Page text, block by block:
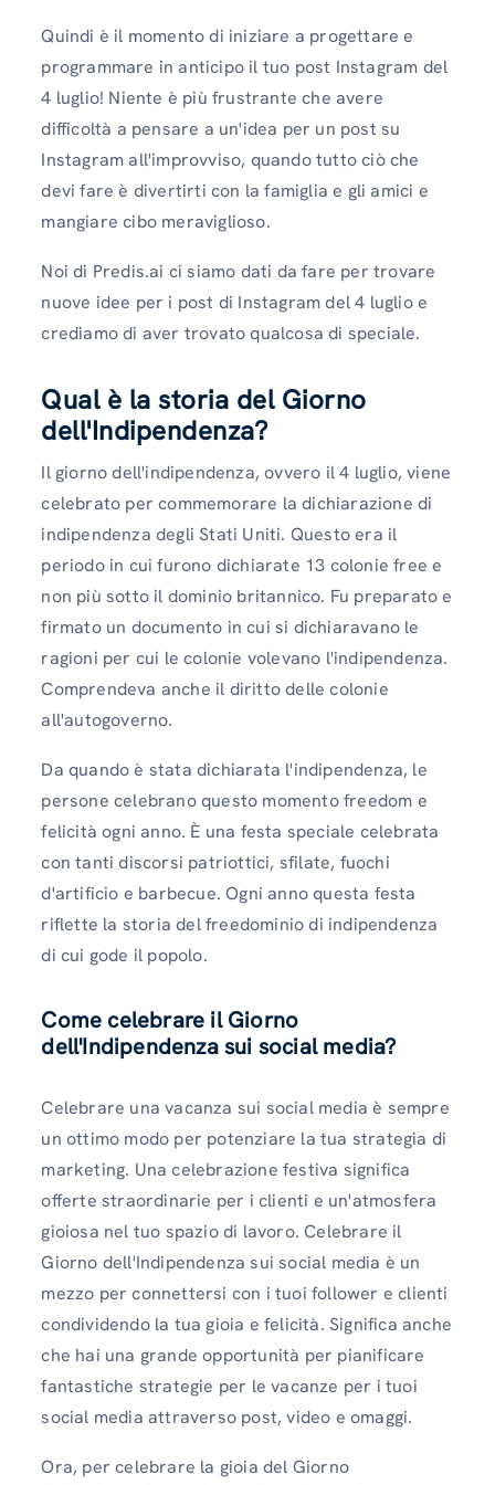
Quindi è il momento di iniziare a progettare e
programmare in anticipo il tuo post Instagram del
4 luglio! Niente è più frustrante che avere
difficoltà a pensare a un'idea per un post su
Instagram all'improvviso, quando tutto ciò che
devi fare è divertirti con la famiglia e gli amici e
mangiare cibo meraviglioso.
Noi di Predis.ai ci siamo dati da fare per trovare
nuove idee per i post di Instagram del 4 luglio e
crediamo di aver trovato qualcosa di speciale.
Qual è la storia del Giorno
dell'Indipendenza?
Il giorno dell'indipendenza, ovvero il 4 luglio, viene
celebrato per commemorare la dichiarazione di
indipendenza degli Stati Uniti. Questo era il
periodo in cui furono dichiarate 13 colonie free e
non più sotto il dominio britannico. Fu preparato e
firmato un documento in cui si dichiaravano le
ragioni per cui le colonie volevano l'indipendenza.
Comprendeva anche il diritto delle colonie
all'autogoverno.
Da quando è stata dichiarata l'indipendenza, le
persone celebrano questo momento freedom e
felicità ogni anno. È una festa speciale celebrata
con tanti discorsi patriottici, sfilate, fuochi
d'artificio e barbecue. Ogni anno questa festa
riflette la storia del freedominio di indipendenza
di cui gode il popolo.
Come celebrare il Giorno
dell'Indipendenza sui social media?
Celebrare una vacanza sui social media è sempre
un ottimo modo per potenziare la tua strategia di
marketing. Una celebrazione festiva significa
offerte straordinarie per i clienti e un'atmosfera
gioiosa nel tuo spazio di lavoro. Celebrare il
Giorno dell'Indipendenza sui social media è un
mezzo per connettersi con i tuoi follower e clienti
condividendo la tua gioia e felicità. Significa anche
che hai una grande opportunità per pianificare
fantastiche strategie per le vacanze per i tuoi
social media attraverso post, video e omaggi.
Ora, per celebrare la gioia del Giorno